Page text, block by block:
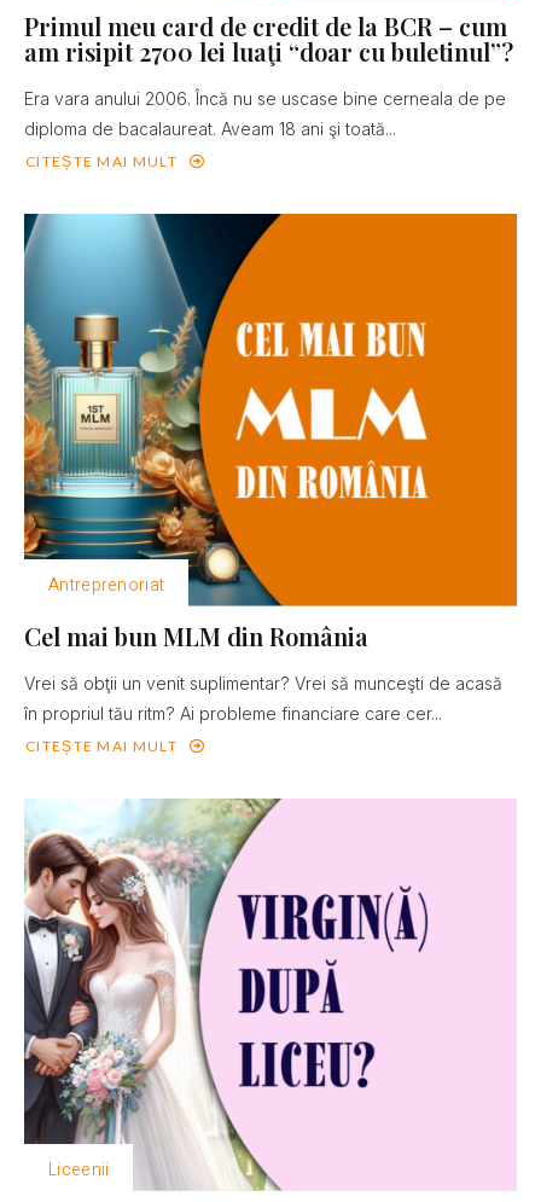
Primul meu card de credit de la BCR – cum
am risipit 2700 lei luaţi “doar cu buletinul”?
Era vara anului 2006. Încă nu se uscase bine cerneala de pe
diploma de bacalaureat. Aveam 18 ani şi toată...
CITEȘTE MAI MULT
Antreprenoriat
Cel mai bun MLM din România
Vrei să obţii un venit suplimentar? Vrei să munceşti de acasă
în propriul tău ritm? Ai probleme financiare care cer...
CITEȘTE MAI MULT
Liceenii